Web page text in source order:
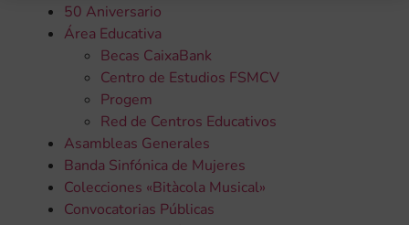
50 Aniversario
Área Educativa
Becas CaixaBank
Centro de Estudios FSMCV
Progem
Red de Centros Educativos
Asambleas Generales
Banda Sinfónica de Mujeres
Colecciones «Bitàcola Musical»
Convocatorias Públicas